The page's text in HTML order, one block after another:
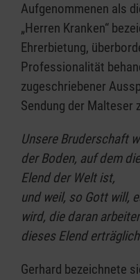
Aufgenommenen als
„Herren Kranken“
Ehrerbietung,
Professionalität
zugeschriebener
Sendung der Malteser
Unsere Bruderschaft
der Boden, auf dem
Elend der Welt ist,
und weil, so Gott will,
wird, die daran
dieses Elend
Gerhard bezeichnete